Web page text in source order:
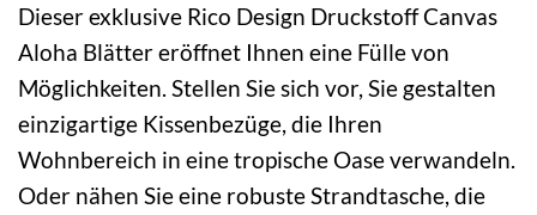
Dieser exklusive Rico Design Druckstoff Canvas
Aloha Blätter eröffnet Ihnen eine Fülle von
Möglichkeiten. Stellen Sie sich vor, Sie gestalten
einzigartige Kissenbezüge, die Ihren
Wohnbereich in eine tropische Oase verwandeln.
Oder nähen Sie eine robuste Strandtasche, die